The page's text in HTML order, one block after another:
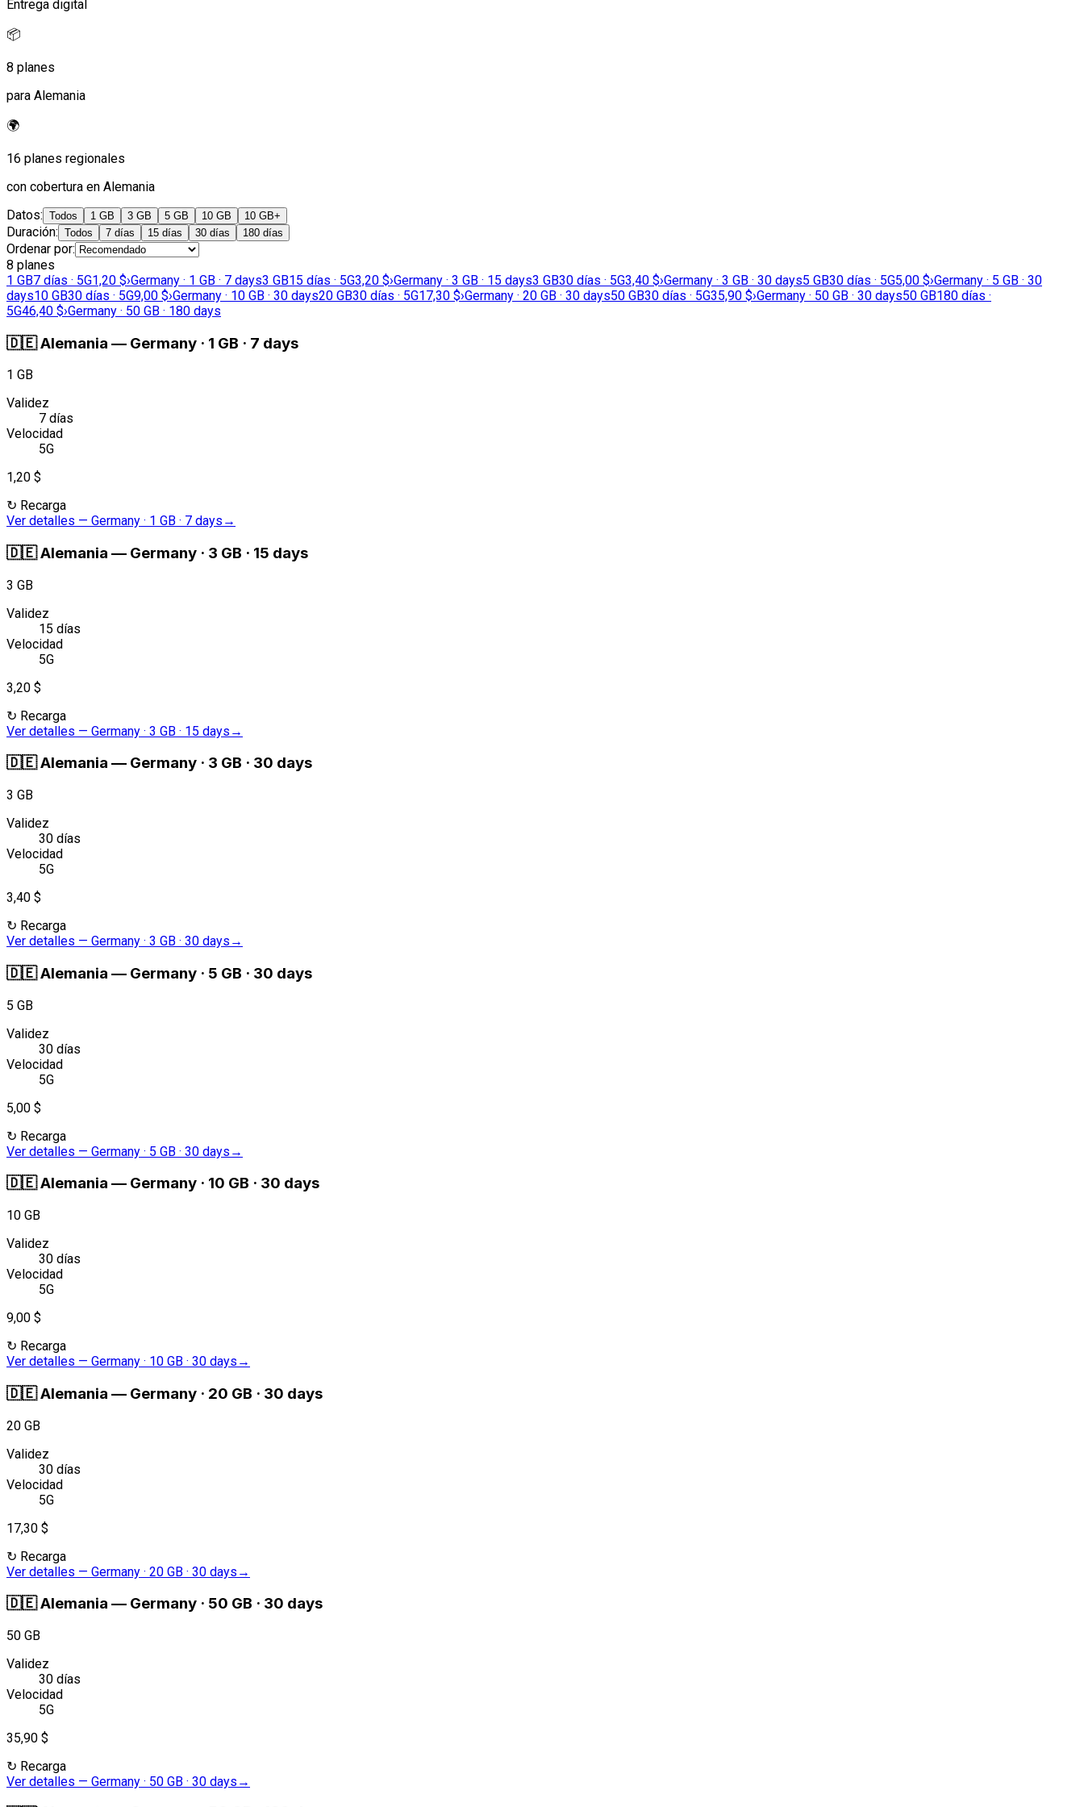
Entrega digital
📦
8 planes
para Alemania
🌍
16 planes regionales
con cobertura en Alemania
Datos: Todos 1 GB 3 GB 5 GB 10 GB 10 GB+
Duración: Todos 7 días 15 días 30 días 180 días
Ordenar por:
8 planes
1 GB7 días · 5G1,20 $›Germany · 1 GB · 7 days3 GB15 días · 5G3,20 $›Germany · 3 GB · 15 days3 GB30 días · 5G3,40 $›Germany · 3 GB · 30 days5 GB30 días · 5G5,00 $›Germany · 5 GB · 30
days10 GB30 días · 5G9,00 $›Germany · 10 GB · 30 days20 GB30 días · 5G17,30 $›Germany · 20 GB · 30 days50 GB30 días · 5G35,90 $›Germany · 50 GB · 30 days50 GB180 días ·
5G46,40 $›Germany · 50 GB · 180 days
🇩🇪Alemania — Germany · 1 GB · 7 days
1 GB
Validez
7 días
Velocidad
5G
1,20 $
↻ Recarga
Ver detalles — Germany · 1 GB · 7 days →
🇩🇪Alemania — Germany · 3 GB · 15 days
3 GB
Validez
15 días
Velocidad
5G
3,20 $
↻ Recarga
Ver detalles — Germany · 3 GB · 15 days →
🇩🇪Alemania — Germany · 3 GB · 30 days
3 GB
Validez
30 días
Velocidad
5G
3,40 $
↻ Recarga
Ver detalles — Germany · 3 GB · 30 days →
🇩🇪Alemania — Germany · 5 GB · 30 days
5 GB
Validez
30 días
Velocidad
5G
5,00 $
↻ Recarga
Ver detalles — Germany · 5 GB · 30 days →
🇩🇪Alemania — Germany · 10 GB · 30 days
10 GB
Validez
30 días
Velocidad
5G
9,00 $
↻ Recarga
Ver detalles — Germany · 10 GB · 30 days →
🇩🇪Alemania — Germany · 20 GB · 30 days
20 GB
Validez
30 días
Velocidad
5G
17,30 $
↻ Recarga
Ver detalles — Germany · 20 GB · 30 days →
🇩🇪Alemania — Germany · 50 GB · 30 days
50 GB
Validez
30 días
Velocidad
5G
35,90 $
↻ Recarga
Ver detalles — Germany · 50 GB · 30 days →